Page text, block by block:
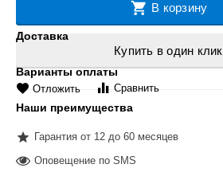
В корзину
Купить в один клик
Отложить Сравнить
Доставка
Варианты оплаты
Наши преимущества
Гарантия от 12 до 60 месяцев
Оповещение по SMS